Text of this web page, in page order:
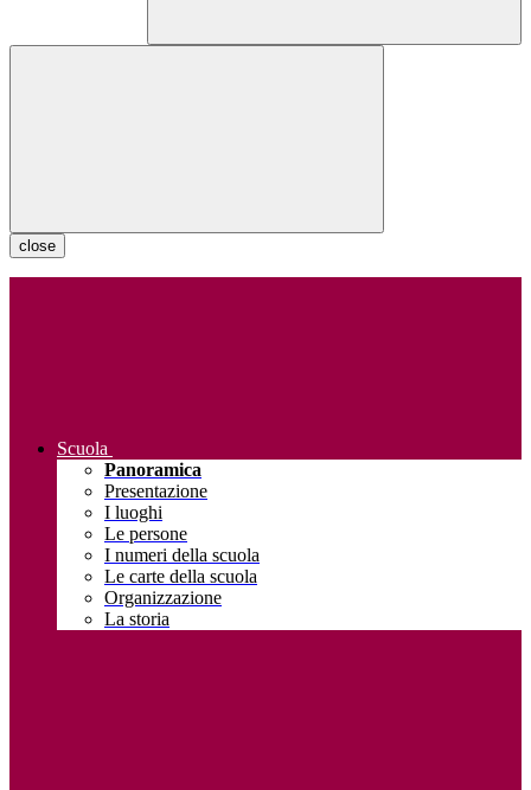
close
Scuola
Panoramica
Presentazione
I luoghi
Le persone
I numeri della scuola
Le carte della scuola
Organizzazione
La storia